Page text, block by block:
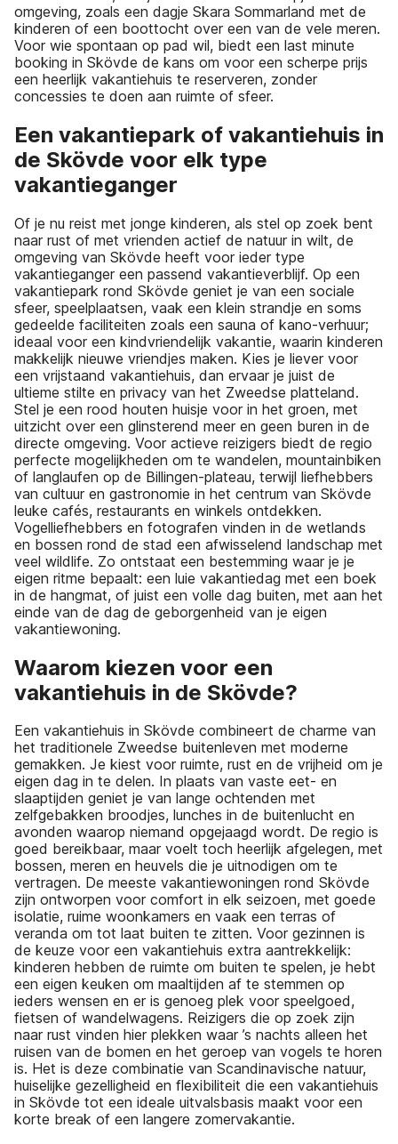
omgeving, zoals een dagje Skara Sommarland met de
kinderen of een boottocht over een van de vele meren.
Voor wie spontaan op pad wil, biedt een last minute
booking in Skövde de kans om voor een scherpe prijs
een heerlijk vakantiehuis te reserveren, zonder
concessies te doen aan ruimte of sfeer.
Een vakantiepark of vakantiehuis in
de Skövde voor elk type
vakantieganger
Of je nu reist met jonge kinderen, als stel op zoek bent
naar rust of met vrienden actief de natuur in wilt, de
omgeving van Skövde heeft voor ieder type
vakantieganger een passend vakantieverblijf. Op een
vakantiepark rond Skövde geniet je van een sociale
sfeer, speelplaatsen, vaak een klein strandje en soms
gedeelde faciliteiten zoals een sauna of kano-verhuur;
ideaal voor een kindvriendelijk vakantie, waarin kinderen
makkelijk nieuwe vriendjes maken. Kies je liever voor
een vrijstaand vakantiehuis, dan ervaar je juist de
ultieme stilte en privacy van het Zweedse platteland.
Stel je een rood houten huisje voor in het groen, met
uitzicht over een glinsterend meer en geen buren in de
directe omgeving. Voor actieve reizigers biedt de regio
perfecte mogelijkheden om te wandelen, mountainbiken
of langlaufen op de Billingen-plateau, terwijl liefhebbers
van cultuur en gastronomie in het centrum van Skövde
leuke cafés, restaurants en winkels ontdekken.
Vogelliefhebbers en fotografen vinden in de wetlands
en bossen rond de stad een afwisselend landschap met
veel wildlife. Zo ontstaat een bestemming waar je je
eigen ritme bepaalt: een luie vakantiedag met een boek
in de hangmat, of juist een volle dag buiten, met aan het
einde van de dag de geborgenheid van je eigen
vakantiewoning.
Waarom kiezen voor een
vakantiehuis in de Skövde?
Een vakantiehuis in Skövde combineert de charme van
het traditionele Zweedse buitenleven met moderne
gemakken. Je kiest voor ruimte, rust en de vrijheid om je
eigen dag in te delen. In plaats van vaste eet- en
slaaptijden geniet je van lange ochtenden met
zelfgebakken broodjes, lunches in de buitenlucht en
avonden waarop niemand opgejaagd wordt. De regio is
goed bereikbaar, maar voelt toch heerlijk afgelegen, met
bossen, meren en heuvels die je uitnodigen om te
vertragen. De meeste vakantiewoningen rond Skövde
zijn ontworpen voor comfort in elk seizoen, met goede
isolatie, ruime woonkamers en vaak een terras of
veranda om tot laat buiten te zitten. Voor gezinnen is
de keuze voor een vakantiehuis extra aantrekkelijk:
kinderen hebben de ruimte om buiten te spelen, je hebt
een eigen keuken om maaltijden af te stemmen op
ieders wensen en er is genoeg plek voor speelgoed,
fietsen of wandelwagens. Reizigers die op zoek zijn
naar rust vinden hier plekken waar ’s nachts alleen het
ruisen van de bomen en het geroep van vogels te horen
is. Het is deze combinatie van Scandinavische natuur,
huiselijke gezelligheid en flexibiliteit die een vakantiehuis
in Skövde tot een ideale uitvalsbasis maakt voor een
korte break of een langere zomervakantie.